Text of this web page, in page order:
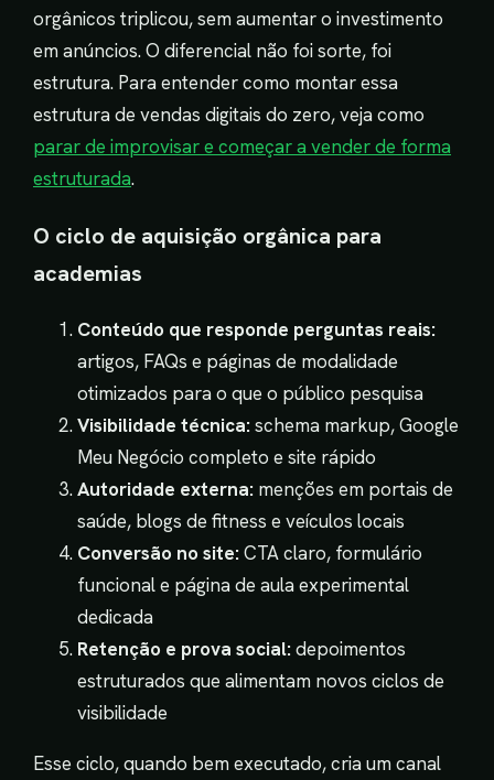
orgânicos triplicou, sem aumentar o investimento
em anúncios. O diferencial não foi sorte, foi
estrutura. Para entender como montar essa
estrutura de vendas digitais do zero, veja como
parar de improvisar e começar a vender de forma
estruturada.
O ciclo de aquisição orgânica para
academias
Conteúdo que responde perguntas reais:
artigos, FAQs e páginas de modalidade
otimizados para o que o público pesquisa
Visibilidade técnica:schema markup, Google
Meu Negócio completo e site rápido
Autoridade externa: menções em portais de
saúde, blogs de fitness e veículos locais
Conversão no site:CTA claro, formulário
funcional e página de aula experimental
dedicada
Retenção e prova social:depoimentos
estruturados que alimentam novos ciclos de
visibilidade
Esse ciclo, quando bem executado, cria um canal